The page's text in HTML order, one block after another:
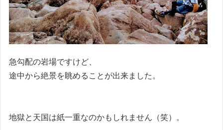
急勾配の岩場ですけど、
途中から絶景を眺めることが出来ました。
地獄と天国は紙一重なのかもしれません（笑）。